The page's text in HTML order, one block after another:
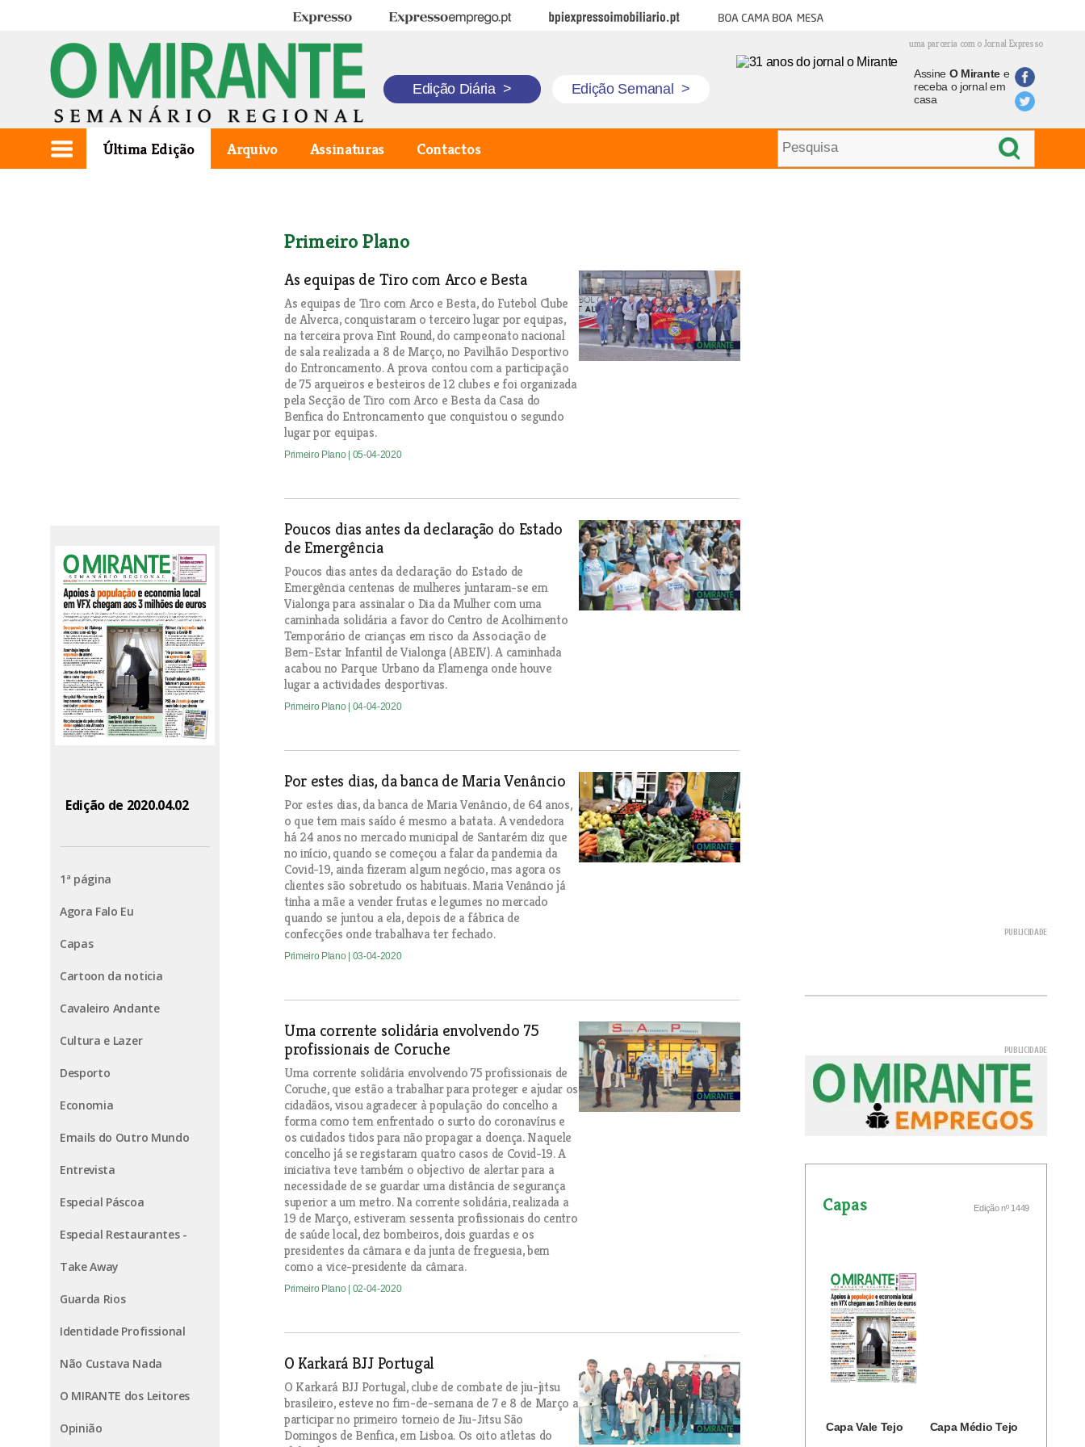
Expresso Expresso Emprego BPI Expresso Imobiliário Boa cama boa mesa
uma parceria com o Jornal Expresso
Edição Diária > Edição Semanal >
Assine O Mirantee
receba o jornal em
casa
Última Edição Arquivo Assinaturas Contactos
Edição de 2020.04.02
1ª página
Agora Falo Eu
Capas
Cartoon da noticia
Cavaleiro Andante
Cultura e Lazer
Desporto
Economia
Emails do Outro Mundo
Entrevista
Especial Páscoa
Especial Restaurantes -
Take Away
Guarda Rios
Identidade Profissional
Não Custava Nada
O MIRANTE dos Leitores
Opinião
Primeiro Plano
As equipas de Tiro com Arco e Besta
As equipas de Tiro com Arco e Besta, do Futebol Clube
de Alverca, conquistaram o terceiro lugar por equipas,
na terceira prova Fint Round, do campeonato nacional
de sala realizada a 8 de Março, no Pavilhão Desportivo
do Entroncamento. A prova contou com a participação
de 75 arqueiros e besteiros de 12 clubes e foi organizada
pela Secção de Tiro com Arco e Besta da Casa do
Benfica do Entroncamento que conquistou o segundo
lugar por equipas.
Primeiro Plano | 05-04-2020
Poucos dias antes da declaração do Estado
de Emergência
Poucos dias antes da declaração do Estado de
Emergência centenas de mulheres juntaram-se em
Vialonga para assinalar o Dia da Mulher com uma
caminhada solidária a favor do Centro de Acolhimento
Temporário de crianças em risco da Associação de
Bem-Estar Infantil de Vialonga (ABEIV). A caminhada
acabou no Parque Urbano da Flamenga onde houve
lugar a actividades desportivas.
Primeiro Plano | 04-04-2020
Por estes dias, da banca de Maria Venâncio
Por estes dias, da banca de Maria Venâncio, de 64 anos,
o que tem mais saído é mesmo a batata. A vendedora
há 24 anos no mercado municipal de Santarém diz que
no início, quando se começou a falar da pandemia da
Covid-19, ainda fizeram algum negócio, mas agora os
clientes são sobretudo os habituais. Maria Venâncio já
tinha a mãe a vender frutas e legumes no mercado
quando se juntou a ela, depois de a fábrica de
confecções onde trabalhava ter fechado.
Primeiro Plano | 03-04-2020
Uma corrente solidária envolvendo 75
profissionais de Coruche
Uma corrente solidária envolvendo 75 profissionais de
Coruche, que estão a trabalhar para proteger e ajudar os
cidadãos, visou agradecer à população do concelho a
forma como tem enfrentado o surto do coronavírus e
os cuidados tidos para não propagar a doença. Naquele
concelho já se registaram quatro casos de Covid-19. A
iniciativa teve também o objectivo de alertar para a
necessidade de se guardar uma distância de segurança
superior a um metro. Na corrente solidária, realizada a
19 de Março, estiveram sessenta profissionais do centro
de saúde local, dez bombeiros, dois guardas e os
presidentes da câmara e da junta de freguesia, bem
como a vice-presidente da câmara.
Primeiro Plano | 02-04-2020
O Karkará BJJ Portugal
O Karkará BJJ Portugal, clube de combate de jiu-jitsu
brasileiro, esteve no fim-de-semana de 7 e 8 de Março a
participar no primeiro torneio de Jiu-Jitsu São
Domingos de Benfica, em Lisboa. Os oito atletas do
Capas Edição nº 1449
Capa Vale Tejo Capa Médio Tejo